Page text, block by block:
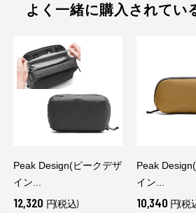
よく一緒に購入されてい
Peak Design(ピークデザ
イン...
12,320 円(税込)
Peak
イン...
10,340 円(税